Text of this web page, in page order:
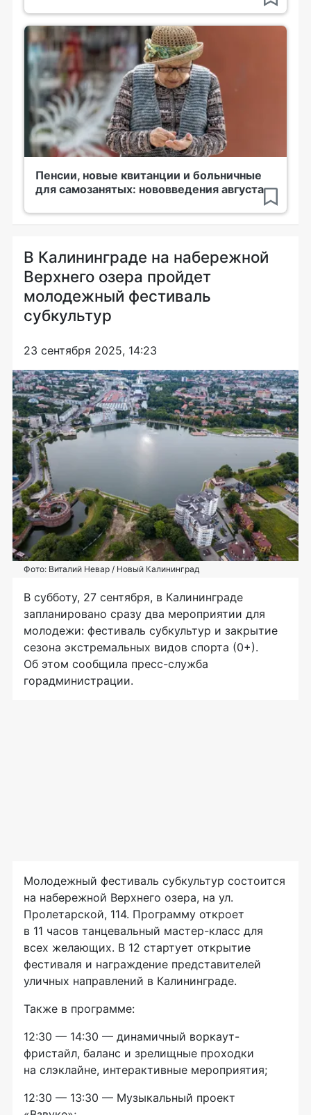
Пенсии, новые квитанции и больничные
для самозанятых: нововведения августа
В Калининграде на набережной
Верхнего озера пройдет
молодежный фестиваль
субкультур
23 сентября 2025, 14:23
Фото: Виталий Невар / Новый Калининград
В субботу, 27 сентября, в Калининграде
запланировано сразу два мероприятии для
молодежи: фестиваль субкультур и закрытие
сезона экстремальных видов спорта (0+).
Об этом сообщила пресс-служба
горадминистрации.
Молодежный фестиваль субкультур состоится
на набережной Верхнего озера, на ул.
Пролетарской, 114. Программу откроет
в 11 часов танцевальный мастер-класс для
всех желающих. В 12 стартует открытие
фестиваля и награждение представителей
уличных направлений в Калининграде.
Также в программе:
12:30 — 14:30 — динамичный воркаут-
фристайл, баланс и зрелищные проходки
на слэклайне, интерактивные мероприятия;
12:30 — 13:30 — Музыкальный проект